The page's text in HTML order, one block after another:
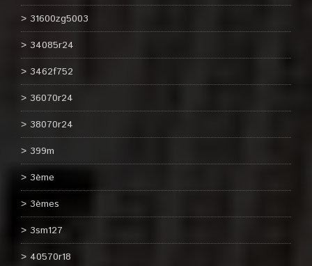
31600zg5003
34085r24
3462f752
36070r24
38070r24
399m
3ème
3èmes
3sm127
40570r18